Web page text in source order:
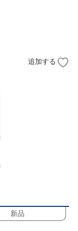
追加する
新品